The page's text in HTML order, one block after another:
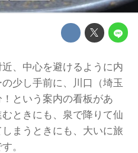
、中心を避けるように内
少し手前に、川口（埼玉
という案内の看板があ
ときにも、泉で降りて仙
まうときにも、大いに旅
。